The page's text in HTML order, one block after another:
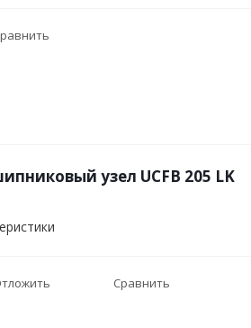
узел UCFB 205 LK
Сравнить